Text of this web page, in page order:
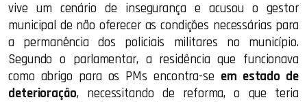
vive um cenário de insegurança e acusou o gestor
municipal de não oferecer as condições necessárias para
a permanência dos policiais militares no município.
Segundo o parlamentar, a residência que funcionava
como abrigo para os PMs encontra-se em estado de
deterioração, necessitando de reforma, o que teria